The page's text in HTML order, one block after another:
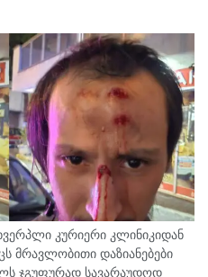
კურიერი კლინიკიდან
მრავლობითი დაზიანებები
ჯგუფურად სავარაუდოდ